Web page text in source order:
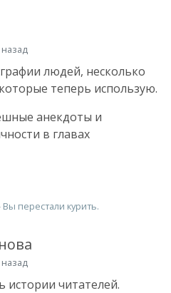
людей, несколько
теперь использую.
анекдоты и
в главах
перестали курить.
истории читателей.